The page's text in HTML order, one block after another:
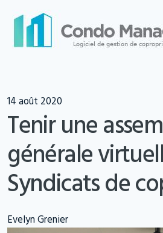
content
14 août 2020
Tenir une
générale
Syndicats de
Evelyn Grenier